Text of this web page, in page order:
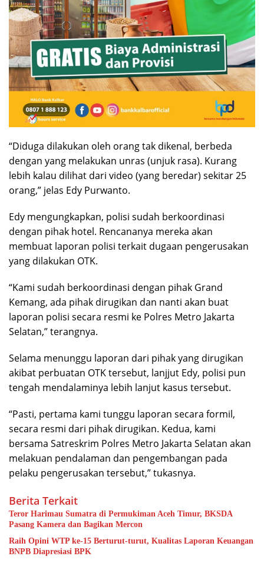
“Diduga dilakukan oleh orang tak dikenal, berbeda
dengan yang melakukan unras (unjuk rasa). Kurang
lebih kalau dilihat dari video (yang beredar) sekitar 25
orang,” jelas Edy Purwanto.
Edy mengungkapkan, polisi sudah berkoordinasi
dengan pihak hotel. Rencananya mereka akan
membuat laporan polisi terkait dugaan pengerusakan
yang dilakukan OTK.
“Kami sudah berkoordinasi dengan pihak Grand
Kemang, ada pihak dirugikan dan nanti akan buat
laporan polisi secara resmi ke Polres Metro Jakarta
Selatan,” terangnya.
Selama menunggu laporan dari pihak yang dirugikan
akibat perbuatan OTK tersebut, lanjjut Edy, polisi pun
tengah mendalaminya lebih lanjut kasus tersebut.
“Pasti, pertama kami tunggu laporan secara formil,
secara resmi dari pihak dirugikan. Kedua, kami
bersama Satreskrim Polres Metro Jakarta Selatan akan
melakuan pendalaman dan pengembangan pada
pelaku pengerusakan tersebut,” tukasnya.
Berita Terkait
Teror Harimau Sumatra di Permukiman Aceh Timur, BKSDA
Pasang Kamera dan Bagikan Mercon
Raih Opini WTP ke-15 Berturut-turut, Kualitas Laporan Keuangan
BNPB Diapresiasi BPK